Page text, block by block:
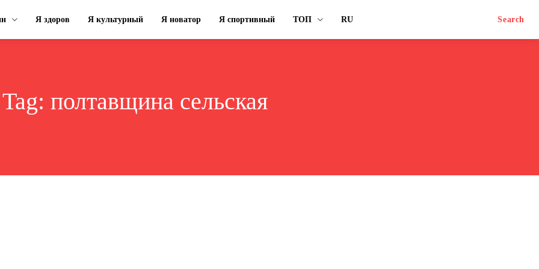
Я здоров Я культурный Я новатор Я спортивный ТОП RU Search
Tag: полтавщина сельская